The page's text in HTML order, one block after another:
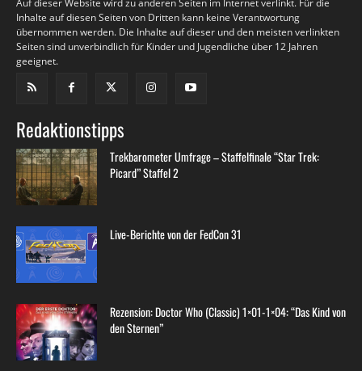
Inhalte auf diesen Seiten von Dritten kann keine Verantwortung
übernommen werden. Die Inhalte auf dieser und den meisten verlinkten
Seiten sind unverbindlich für Kinder und Jugendliche über 12 Jahren
geeignet.
Redaktionstipps
Trekbarometer Umfrage – Staffelfinale “Star Trek:
Picard” Staffel 2
Live-Berichte von der FedCon 31
Rezension: Doctor Who (Classic) 1×01-1×04: “Das Kind von
den Sternen”